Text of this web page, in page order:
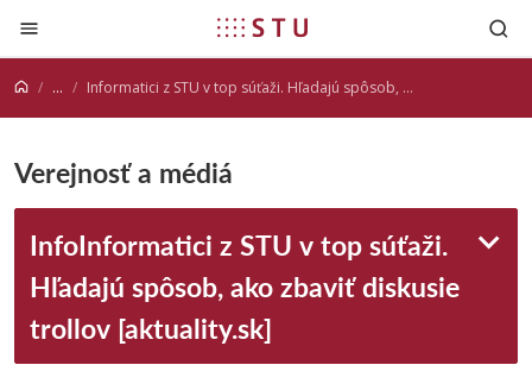
Prejsť na obsah
... Informatici z STU v top súťaži. Hľadajú spôsob, ako zbaviť diskusie trollov [aktuality.sk]
Verejnosť a médiá
InfoInformatici z STU v top súťaži.
Hľadajú spôsob, ako zbaviť diskusie
trollov [aktuality.sk]